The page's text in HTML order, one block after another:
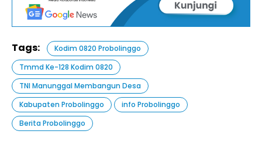
Tags:
Kodim 0820 Probolinggo
Tmmd Ke-128 Kodim 0820
TNI Manunggal Membangun Desa
Kabupaten Probolinggo
info Probolinggo
Berita Probolinggo